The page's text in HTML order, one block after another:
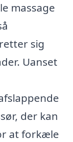
massage
sig
Uanset
der kan
at forkæle